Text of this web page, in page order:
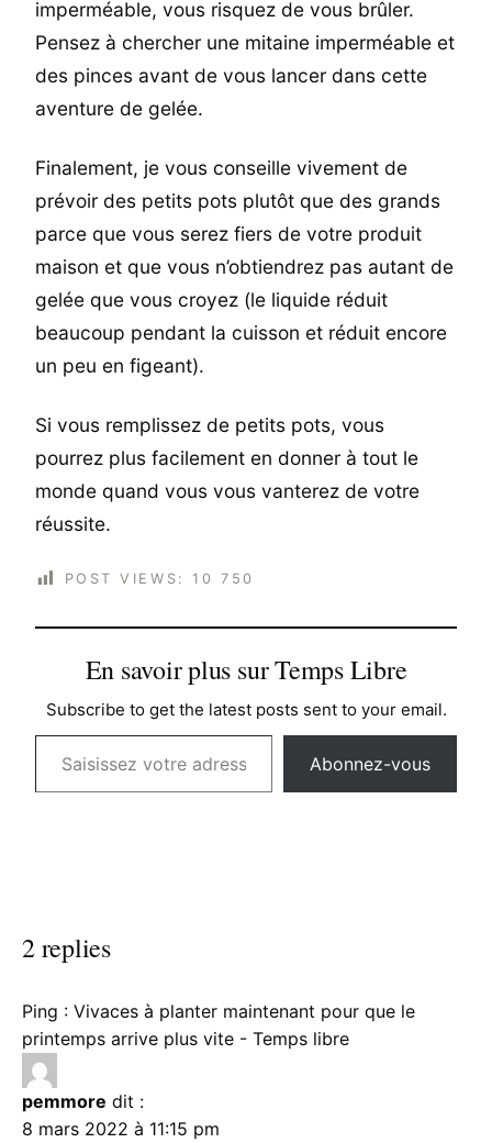
imperméable, vous risquez de vous brûler.
Pensez à chercher une mitaine imperméable et
des pinces avant de vous lancer dans cette
aventure de gelée.
Finalement, je vous conseille vivement de
prévoir des petits pots plutôt que des grands
parce que vous serez fiers de votre produit
maison et que vous n’obtiendrez pas autant de
gelée que vous croyez (le liquide réduit
beaucoup pendant la cuisson et réduit encore
un peu en figeant).
Si vous remplissez de petits pots, vous
pourrez plus facilement en donner à tout le
monde quand vous vous vanterez de votre
réussite.
POST VIEWS: 10 750
En savoir plus sur Temps Libre
Subscribe to get the latest posts sent to your email.
Saisissez votre adresse e-mail…
Abonnez-vous
2 replies
Ping : Vivaces à planter maintenant pour que le
printemps arrive plus vite - Temps libre
pemmore dit :
8 mars 2022 à 11:15 pm